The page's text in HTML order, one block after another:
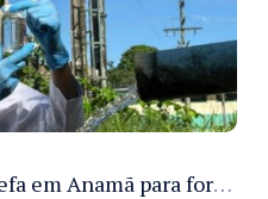
Cosama inicia força-tarefa em Anamã para fortalecer abastecimento de água e segurança hídrica da população